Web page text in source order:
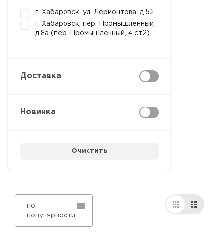
г. Хабаровск, ул. Лермонтова, д.52
г. Хабаровск, пер. Промышленный,
д.8а (пер. Промышленный, 4 ст2)
Доставка
Новинка
Очистить
по
популярности